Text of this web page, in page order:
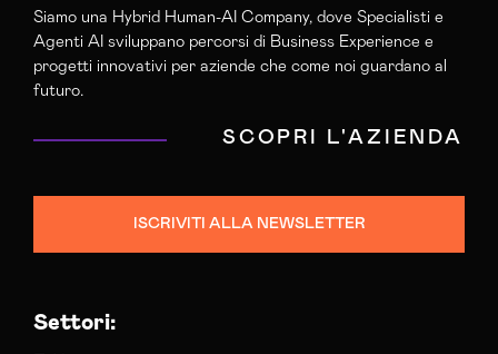
Siamo una Hybrid Human-AI Company, dove Specialisti e
Agenti AI sviluppano percorsi di Business Experience e
progetti innovativi per aziende che come noi guardano al
futuro.
SCOPRI L'AZIENDA
ISCRIVITI ALLA NEWSLETTER
Settori: